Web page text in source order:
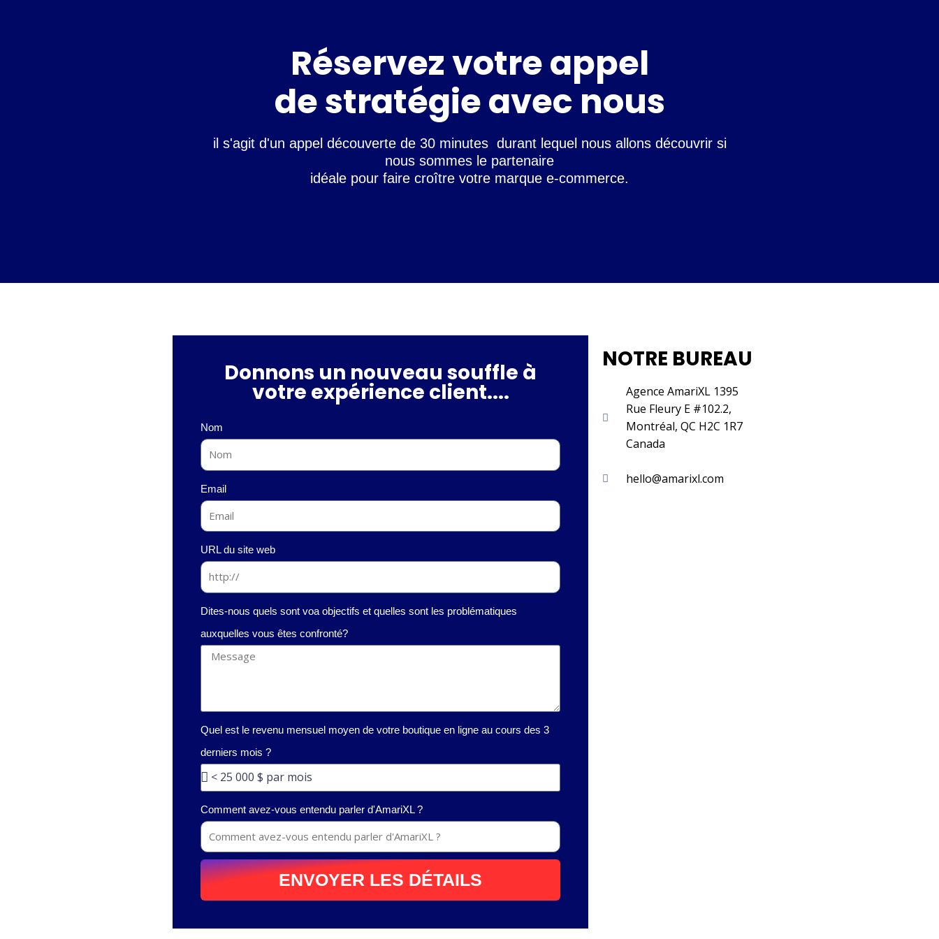
Réservez votre appel
de stratégie avec nous
il s'agit d'un appel découverte de 30 minutes durant lequel nous allons découvrir si
nous sommes le partenaire
idéale pour faire croître votre marque e-commerce.
Donnons un nouveau souffle à
votre expérience client....
Nom
Email
URL du site web
Dites-nous quels sont voa objectifs et quelles sont les problématiques
auxquelles vous êtes confronté?
Quel est le revenu mensuel moyen de votre boutique en ligne au cours des 3
derniers mois ?
Comment avez-vous entendu parler d'AmariXL ?
ENVOYER LES DÉTAILS
NOTRE BUREAU
Agence AmariXL 1395
Rue Fleury E #102.2,
Montréal, QC H2C 1R7
Canada
hello@amarixl.com